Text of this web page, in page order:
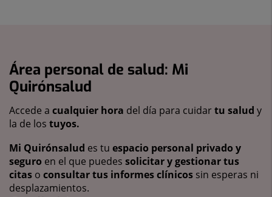
Área personal de salud: Mi
Quirónsalud
Accede a cualquier hora del día para cuidartu salud y
la de los tuyos.
Mi Quirónsalud es tu espacio personal privado y
seguro en el que puedes solicitar y gestionar tus
citas o consultar tus informes clínicos sin esperas ni
desplazamientos.